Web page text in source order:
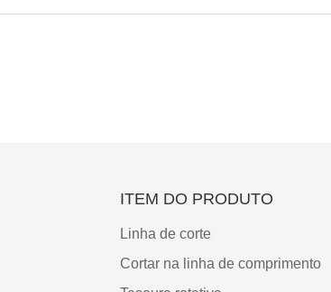
ITEM DO PRODUTO
Linha de corte
Cortar na linha de comprimento